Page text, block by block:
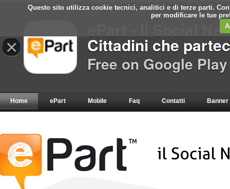
Questo sito utilizza cookie tecnici, analitici e di terze parti.
per modificare le tue
Home ePart Mobile Faq Contatti Banner
×
ePart - Il Social
Cittadini che
Free on Google Play